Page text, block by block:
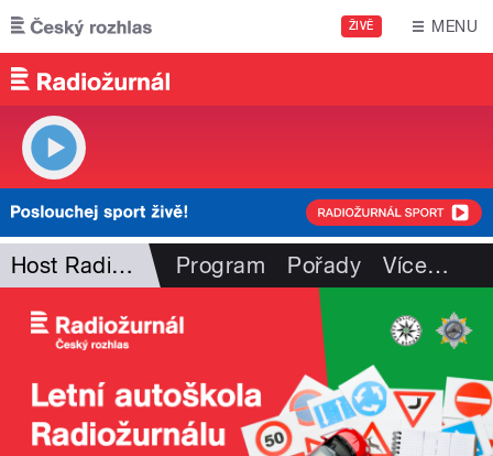
Přejít k hlavnímu obsahu
ŽIVĚ MENU
Host Radiožurnálu Program Pořady Více…